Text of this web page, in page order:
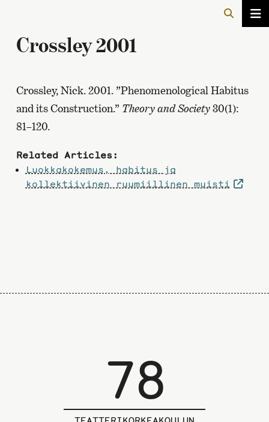
Crossley 2001
Crossley, Nick. 2001. ”Phenomenological Habitus
and its Construction.” Theory and Society30(1):
81–120.
Related Articles:
Luokkakokemus, habitus ja
kollektiivinen ruumiillinen muisti
78